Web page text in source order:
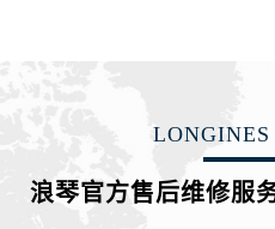
LONGINES
浪琴官方售后维修服